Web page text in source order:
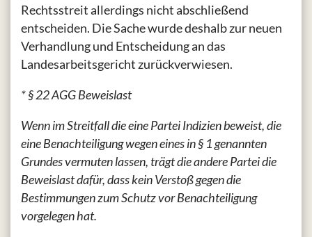
Rechtsstreit allerdings nicht abschließend
entscheiden. Die Sache wurde deshalb zur neuen
Verhandlung und Entscheidung an das
Landesarbeitsgericht zurückverwiesen.
* § 22 AGG Beweislast
Wenn im Streitfall die eine Partei Indizien beweist, die
eine Benachteiligung wegen eines in § 1 genannten
Grundes vermuten lassen, trägt die andere Partei die
Beweislast dafür, dass kein Verstoß gegen die
Bestimmungen zum Schutz vor Benachteiligung
vorgelegen hat.